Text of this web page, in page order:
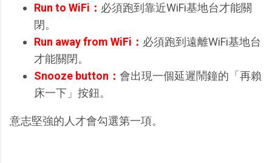
Run to WiFi： 必須跑到靠近WiFi基地台才能關
閉。
Run away from WiFi： 必須跑到遠離WiFi基地台
才能關閉。
Snooze button： 會出現一個延遲鬧鐘的「再賴
床一下」按鈕。
意志堅強的人才會勾選第一項。